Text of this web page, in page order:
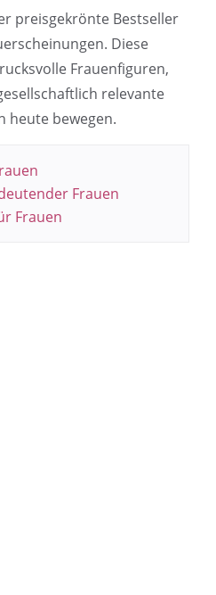
preisgekrönte Bestseller
Diese
Frauenfiguren,
relevante
heute bewegen.
Frauen
Frauen